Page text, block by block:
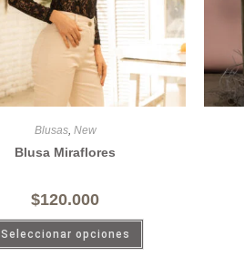
Blusas, New
Blusa Miraflores
$120.000
Seleccionar opciones